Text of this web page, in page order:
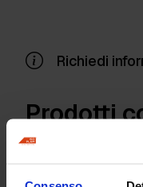
Richiedi
Prodotti